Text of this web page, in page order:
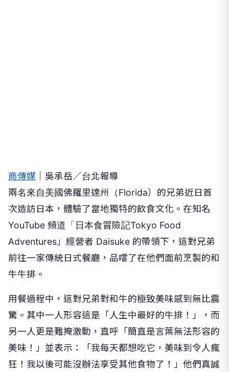
商傳媒 ｜吳承岳／台北報導
兩名來自美國佛羅里達州（Florida）的兄弟近日首
次造訪日本，體驗了當地獨特的飲食文化。在知名
YouTube 頻道「日本食冒險記Tokyo Food
Adventures」經營者 Daisuke 的帶領下，這對兄弟
前往一家傳統日式餐廳，品嚐了在他們面前烹製的和
牛牛排。
用餐過程中，這對兄弟對和牛的極致美味感到無比震
驚。其中一人形容這是「人生中最好的牛排！」，而
另一人更是難掩激動，直呼「簡直是言葉無法形容的
美味！」並表示：「我每天都想吃它，美味到令人瘋
狂！我以後可能沒辦法享受其他食物了！」他們真誠